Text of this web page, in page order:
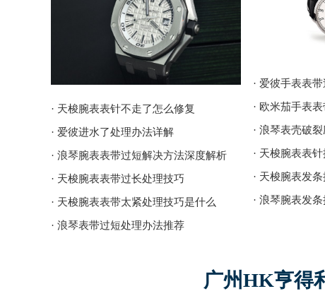
· 天梭腕表表针不走了怎么修复
· 爱彼进水了处理办法详解
· 浪琴腕表表带过短解决方法深度解析
· 天梭腕表表带过长处理技巧
· 天梭腕表表带太紧处理技巧是什么
· 浪琴表带过短处理办法推荐
· 爱彼手表表
· 欧米茄手表
· 浪琴表壳破
· 天梭腕表表
· 天梭腕表发
· 浪琴腕表发
广州HK亨得